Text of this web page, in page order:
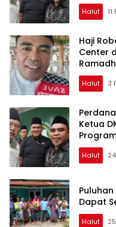
Halut
Haji
Center
Halut 3
Ketua
Halut
Dapat
Halut